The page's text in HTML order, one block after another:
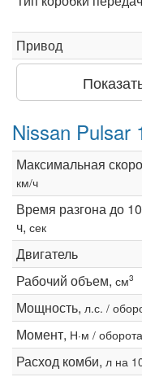
Привод
Nissan Pulsar
Максимальная
км/ч
Время разгона до
ч, сек
Двигатель
Рабочий объем, см3
Мощность, л.с. /
Момент, Н·м /
Расход комби, л на